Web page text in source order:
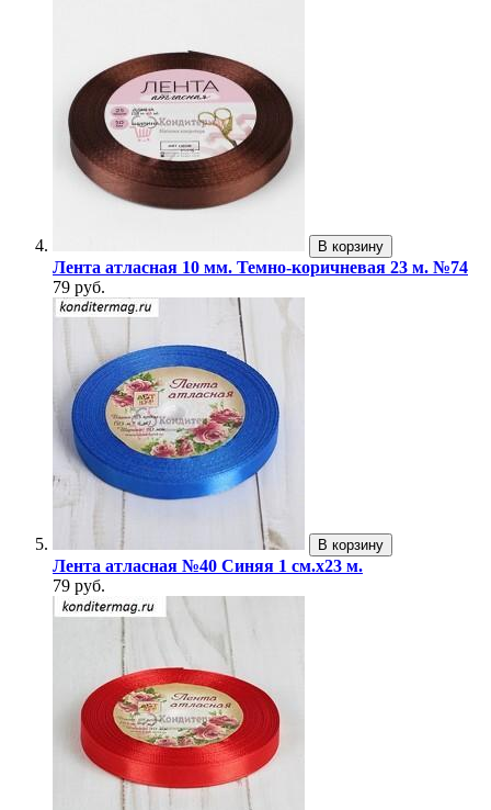
В корзину
Лента атласная 10 мм. Темно-коричневая 23 м. №74
79 руб.
В корзину
Лента атласная №40 Синяя 1 см.х23 м.
79 руб.